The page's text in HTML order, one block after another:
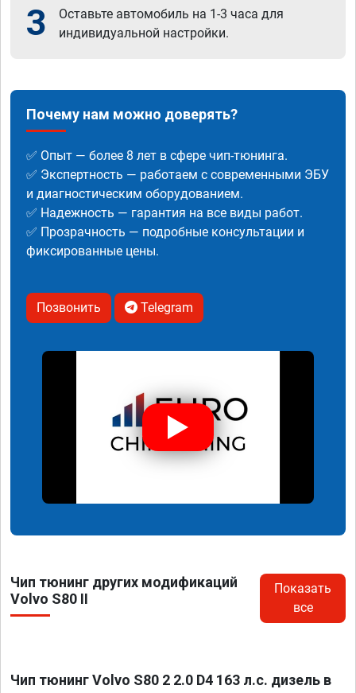
3
Оставьте автомобиль на 1-3 часа для
индивидуальной настройки.
Почему нам можно доверять?
✅ Опыт — более 8 лет в сфере чип-тюнинга.
✅ Экспертность — работаем с современными ЭБУ
и диагностическим оборудованием.
✅ Надежность — гарантия на все виды работ.
✅ Прозрачность — подробные консультации и
фиксированные цены.
Позвонить Telegram
Чип тюнинг других модификаций
Volvo S80 II
Показать
все
Чип тюнинг Volvo S80 2 2.0 D4 163 л.с. дизель в